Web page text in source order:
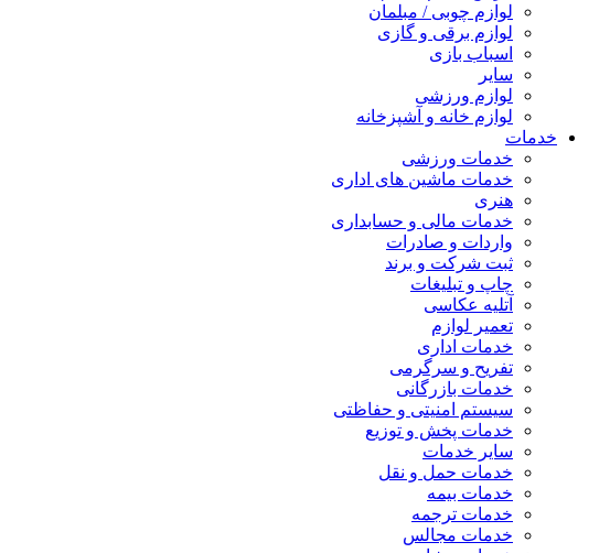
لوازم چوبی / مبلمان
لوازم برقی و گازی
اسباب بازی
سایر
لوازم ورزشی
لوازم خانه و آشپزخانه
خدمات
خدمات ورزشی
خدمات ماشین های اداری
هنری
خدمات مالی و حسابداری
واردات و صادرات
ثبت شرکت و برند
چاپ و تبلیغات
آتلیه عکاسی
تعمیر لوازم
خدمات اداری
تفریح و سرگرمی
خدمات بازرگانی
سیستم امنیتی و حفاظتی
خدمات پخش و توزیع
سایر خدمات
خدمات حمل و نقل
خدمات بیمه
خدمات ترجمه
خدمات مجالس